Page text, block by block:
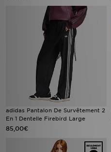
adidas Pantalon De Survêtement 2
En 1 Dentelle Firebird Large
85,00€